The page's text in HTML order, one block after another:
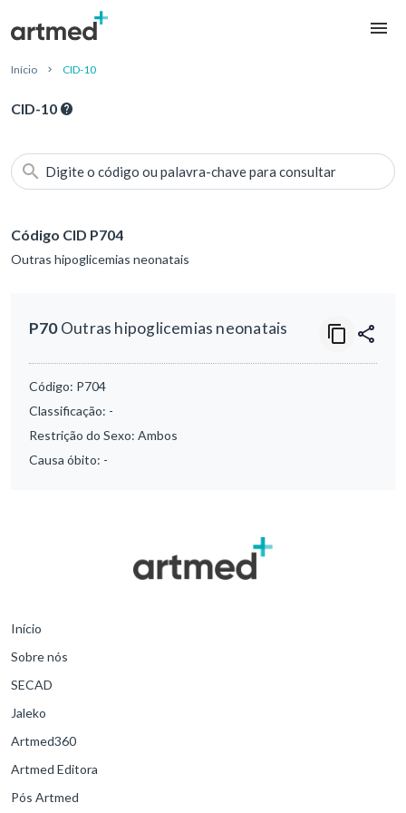
Início CID-10
CID-10
Digite o código ou palavra-chave para consultar
Código CID P704
Outras hipoglicemias neonatais
P70Outras hipoglicemias neonatais
Código: P704
Classificação: -
Restrição do Sexo: Ambos
Causa óbito: -
Início
Sobre nós
SECAD
Jaleko
Artmed360
Artmed Editora
Pós Artmed